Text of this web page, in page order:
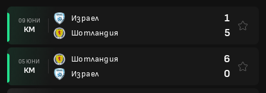
09 ЮНИ
КМ
Израел
Шотландия
1
5
05 ЮНИ
КМ
Шотландия
Израел
6
0